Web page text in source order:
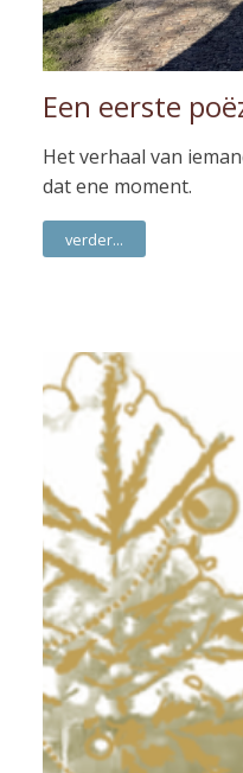
Een eerste
Het verhaal van
dat ene moment.
verder...